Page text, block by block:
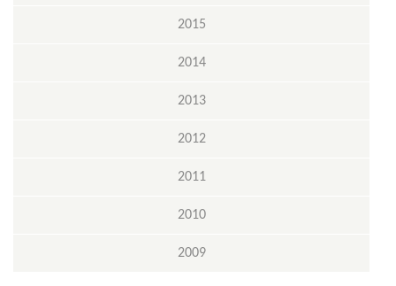
2015
2014
2013
2012
2011
2010
2009